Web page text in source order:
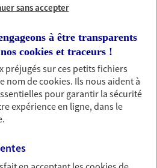
à votre épargne : achat
enfants ou voyage autour
à votre rythme et
profil.
ce nouveau chapitre de
d'un expert. Découvrez
sans accepter
à être transparents
cookies et traceurs !
préjugés sur ces petits fichiers
nom decookies. Ils nous aident à
pour garantir la sécurité
expérience en ligne, dans le